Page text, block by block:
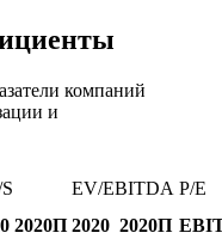
компаний
и
EV/EBITDA P/E
2020П 2020 2020П